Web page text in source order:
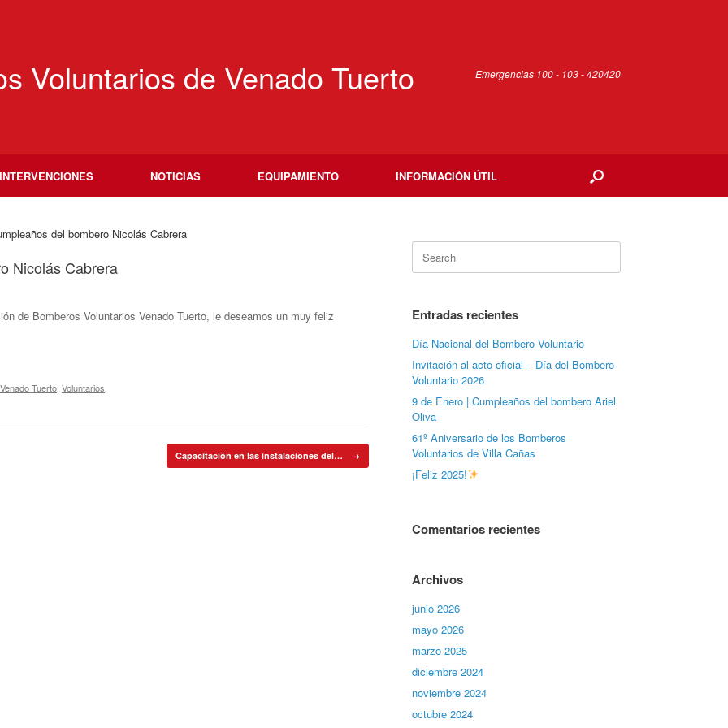
Voluntarios de Venado Tuerto Emergencias 100 - 103 - 420420
INTERVENCIONES NOTICIAS EQUIPAMIENTO INFORMACIÓN ÚTIL
del bombero Nicolás Cabrera
Nicolás Cabrera
de Bomberos Voluntarios Venado Tuerto, le deseamos un muy feliz
Venado Tuerto Voluntarios
Capacitación en las instalaciones del… →
Search
for:
Entradas recientes
Día Nacional del Bombero Voluntario
Invitación al acto oficial – Día del Bombero
Voluntario 2026
9 de Enero | Cumpleaños del bombero Ariel
Oliva
61º Aniversario de los Bomberos
Voluntarios de Villa Cañas
¡Feliz 2025!
Comentarios recientes
Archivos
junio 2026
mayo 2026
marzo 2025
diciembre 2024
noviembre 2024
octubre 2024